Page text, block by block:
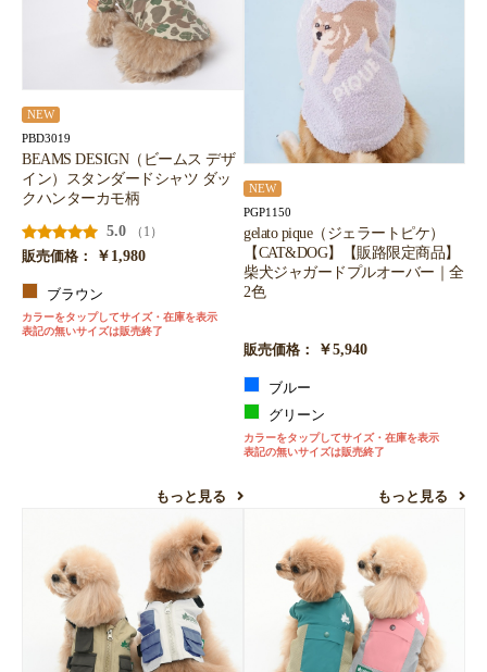
NEW
PBD3019
BEAMS DESIGN（ビームス デザ
イン）スタンダードシャツ ダッ
クハンターカモ柄
5.0
（1）
販売価格：
￥1,980
ブラウン
カラーをタップしてサイズ・在庫を表示
表記の無いサイズは販売終了
もっと見る
NEW
PGP1150
gelato pique（ジェラートピケ）
【CAT&DOG】【販路限定商品】
柴犬ジャガードプルオーバー｜全
2色
販売価格： ￥5,940
ブルー
グリーン
カラーをタップしてサイズ・在庫を表示
表記の無いサイズは販売終了
もっと見る